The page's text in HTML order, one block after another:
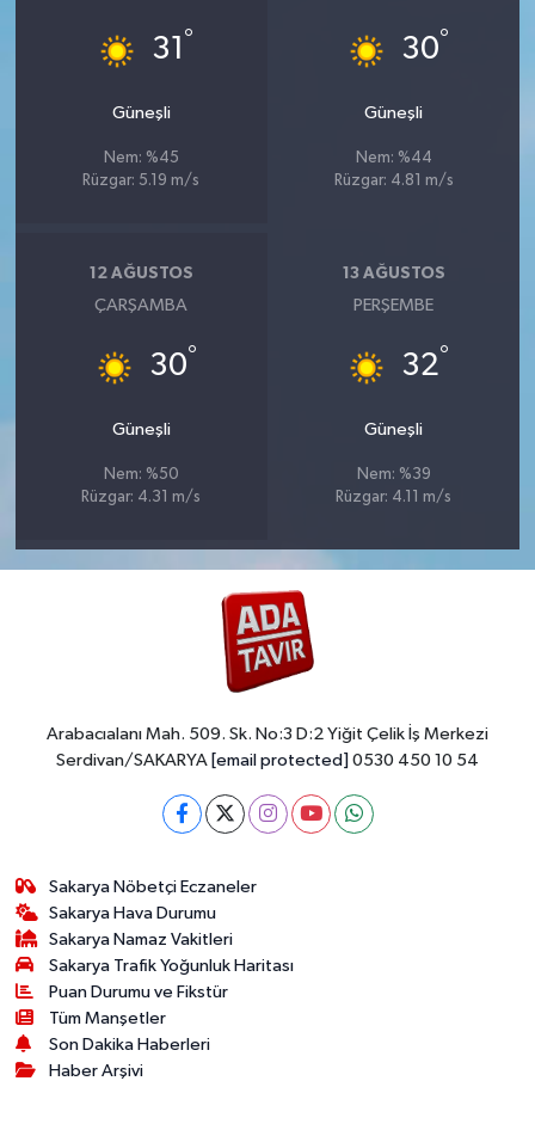
31 °
Güneşli
Nem: %45
Rüzgar: 5.19 m/s
30°
Güneşli
Nem: %44
Rüzgar: 4.81 m/s
12 AĞUSTOS
ÇARŞAMBA
30°
Güneşli
Nem: %50
Rüzgar: 4.31 m/s
13 AĞUSTOS
PERŞEMBE
32°
Güneşli
Nem: %39
Rüzgar: 4.11 m/s
Arabacıalanı Mah. 509. Sk. No:3 D:2 Yiğit Çelik İş Merkezi
Serdivan/SAKARYA [email protected] 0530 450 10 54
Sakarya Nöbetçi Eczaneler
Sakarya Hava Durumu
Sakarya Namaz Vakitleri
Sakarya Trafik Yoğunluk Haritası
Puan Durumu ve Fikstür
Tüm Manşetler
Son Dakika Haberleri
Haber Arşivi